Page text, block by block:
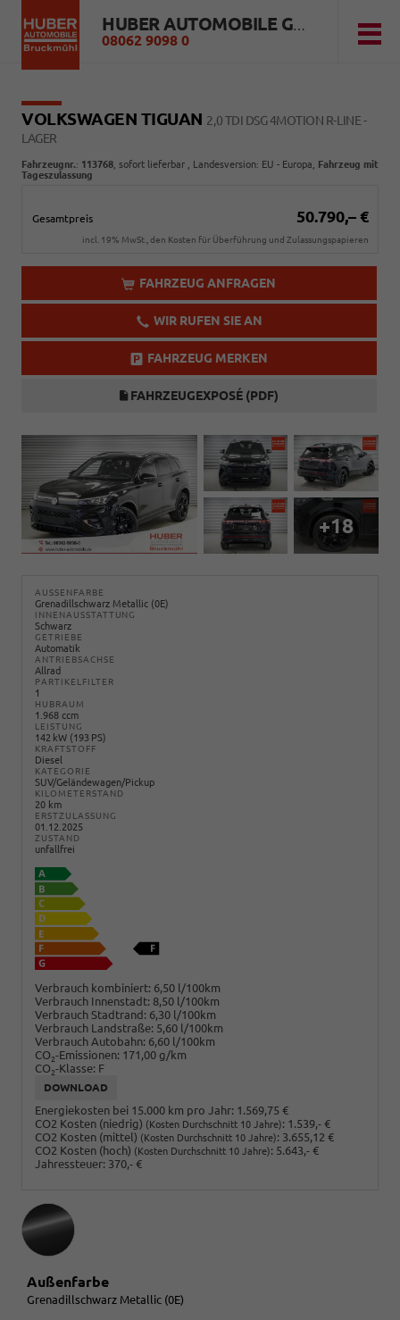
HUBER AUTOMOBILE GMBH
08062 9098 0
VOLKSWAGEN TIGUAN 2,0 TDI DSG 4MOTION R-LINE -
LAGER
Fahrzeugnr.: 113768 sofort lieferbar , Landesversion: EU - Europa, Fahrzeug mit
Tageszulassung
Gesamtpreis 50.790,– €
incl. 19% MwSt., den Kosten für Überführung und Zulassungspapieren
FAHRZEUG ANFRAGEN
WIR RUFEN SIE AN
FAHRZEUG MERKEN
FAHRZEUGEXPOSÉ (PDF)
+18
AUSSENFARBE
Grenadillschwarz Metallic (0E)
INNENAUSSTATTUNG
Schwarz
GETRIEBE
Automatik
ANTRIEBSACHSE
Allrad
PARTIKELFILTER
1
HUBRAUM
1.968 ccm
LEISTUNG
142 kW (193 PS)
KRAFTSTOFF
Diesel
KATEGORIE
SUV/Geländewagen/Pickup
KILOMETERSTAND
20 km
ERSTZULASSUNG
01.12.2025
ZUSTAND
unfallfrei
Verbrauch kombiniert: 6,50 l/100km
Verbrauch Innenstadt: 8,50 l/100km
Verbrauch Stadtrand: 6,30 l/100km
Verbrauch Landstraße: 5,60 l/100km
Verbrauch Autobahn: 6,60 l/100km
CO2-Emissionen: 171,00 g/km
CO2-Klasse: F
DOWNLOAD
Energiekosten bei 15.000 km pro Jahr: 1.569,75 €
CO2 Kosten (niedrig) (Kosten Durchschnitt 10 Jahre): 1.539,- €
CO2 Kosten (mittel) (Kosten Durchschnitt 10 Jahre): 3.655,12 €
CO2 Kosten (hoch) (Kosten Durchschnitt 10 Jahre): 5.643,- €
Jahressteuer: 370,- €
Außenfarbe
Grenadillschwarz Metallic (0E)